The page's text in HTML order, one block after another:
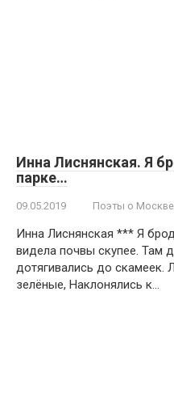
Инна Лиснянская. Я
парке…
09.05.2019 Поэты о Москве
Инна Лиснянская *** Я
видела почвы скупее. Там
дотягивались до скамеек.
зелёные, Наклонялись к…